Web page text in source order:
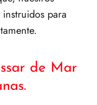
para
de Mar